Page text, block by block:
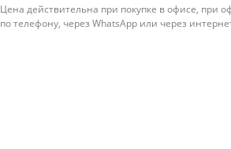
Цена действительна при покупке в офисе, при
по телефону, через WhatsApp или через